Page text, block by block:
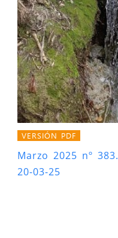
VERSIÓN PDF
Marzo 2025 nº 383.
20-03-25